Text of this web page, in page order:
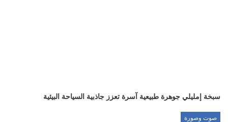
سبخة إمليلي جوهرة طبيعية آسرة تعزز جاذبية السياحة البيئية
صوت وصورة